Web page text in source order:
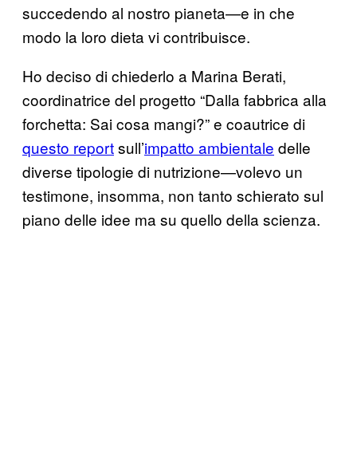
succedendo al nostro pianeta—e in che
modo la loro dieta vi contribuisce.
Ho deciso di chiederlo a Marina Berati,
coordinatrice del progetto “Dalla fabbrica alla
forchetta: Sai cosa mangi?” e coautrice di
questo reportsull’impatto ambientale delle
diverse tipologie di nutrizione—volevo un
testimone, insomma, non tanto schierato sul
piano delle idee ma su quello della scienza.